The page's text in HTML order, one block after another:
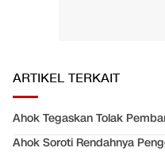
ARTIKEL TERKAIT
Ahok Tegaskan Tolak
Ahok Soroti Rendahnya